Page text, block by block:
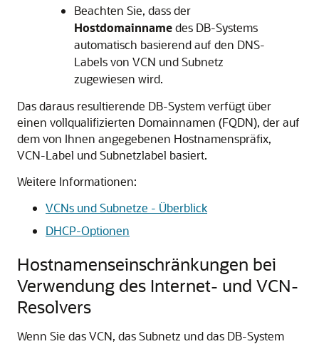
Beachten Sie, dass der
Hostdomainnamedes DB-Systems
automatisch basierend auf den DNS-
Labels von VCN und Subnetz
zugewiesen wird.
Das daraus resultierende DB-System verfügt über
einen vollqualifizierten Domainnamen (FQDN), der auf
dem von Ihnen angegebenen Hostnamenspräfix,
VCN-Label und Subnetzlabel basiert.
Weitere Informationen:
VCNs und Subnetze - Überblick
DHCP-Optionen
Hostnamenseinschränkungen bei
Verwendung des Internet- und VCN-
Resolvers
Wenn Sie das VCN, das Subnetz und das DB-System